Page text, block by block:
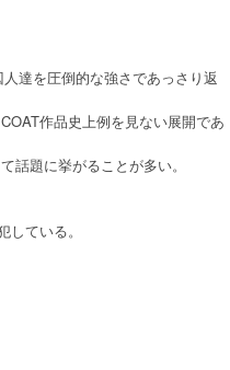
達を圧倒的な強さであっさり返
作品史上例を見ない展開であ
話題に挙がることが多い。
ている。